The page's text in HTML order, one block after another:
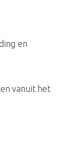
en
vanuit het